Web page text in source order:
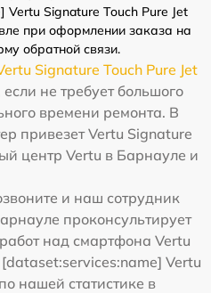
Vertu Signature Touch Pure Jet
при оформлении заказа на
обратной связи.
Signature Touch Pure Jet
не требует большого
времени ремонта. В
привезет Vertu Signature
центр Vertu в Барнауле и
и наш сотрудник
проконсультирует
над смартфона Vertu
Vertu
нашей статистике в